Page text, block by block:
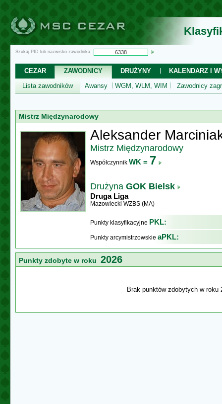
Szukaj PID lub nazwisko zawodnika:
CEZAR ZAWODNICY DRUŻYNY
KALENDARZ I
Lista zawodników
Awansy WGM, WLM, WIM Zawodnicy
Mistrz Międzynarodowy
Aleksander
Mistrz Międzynarodowy
Współczynnik WK = 7
Drużyna GOK Bielsk
Druga Liga
Mazowiecki WZBS (MA)
Punkty klasyfikacyjne PKL:
Punkty arcymistrzowskie aPKL:
Punkty zdobyte w roku 2026
Brak punktów zdobytych w roku